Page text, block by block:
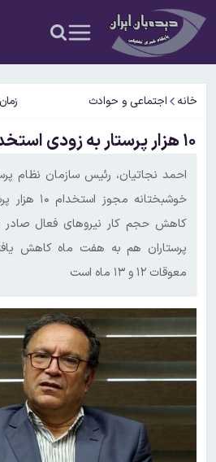
خانه اجتماعی و حوادث
۱۰ هزار پرستار به زودی استخدام خواهند شد‌
احمد نجاتیان، رئیس سازمان نظام
خوشبختانه
کاهش حجم کار نیروهای فعال صادر
پرستاران هم به هفت ماه کاهش
معوقات ۱۲ و ۱۳ ماه است‌